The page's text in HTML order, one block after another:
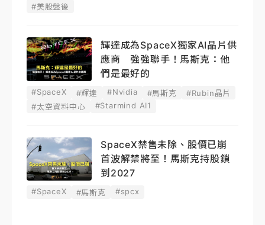
#美股盤後
輝達成為SpaceX獨家AI晶片供
應商 強強聯手！馬斯克：他
們是最好的
#SpaceX #輝達 #Nvidia #馬斯克
#Rubin晶片
#太空資料中心
#Starmind AI1
SpaceX禁售未除、股價已崩
首波解禁將至！馬斯克持股鎖
到2027
#SpaceX #馬斯克 #spcx